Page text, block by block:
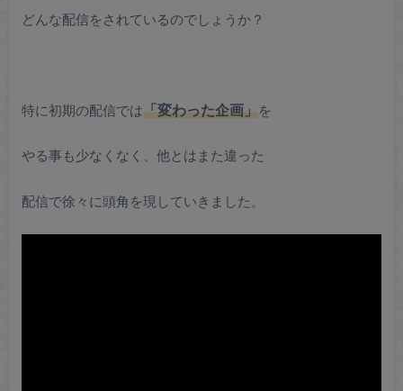
どんな配信をされているのでしょうか？
特に初期の配信では「変わった企画」を
やる事も少なくなく、他とはまた違った
配信で徐々に頭角を現していきました。